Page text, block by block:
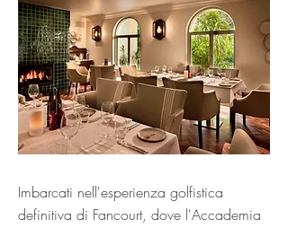
Imbarcati nell'esperienza golfistica
definitiva di Fancourt, dove l'Accademia